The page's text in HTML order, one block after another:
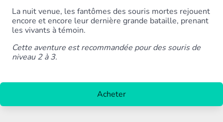
La nuit venue, les fantômes des souris mortes rejouent
encore et encore leur dernière grande bataille, prenant
les vivants à témoin.
Cette aventure est recommandée pour des souris de
niveau 2 à 3.
Acheter